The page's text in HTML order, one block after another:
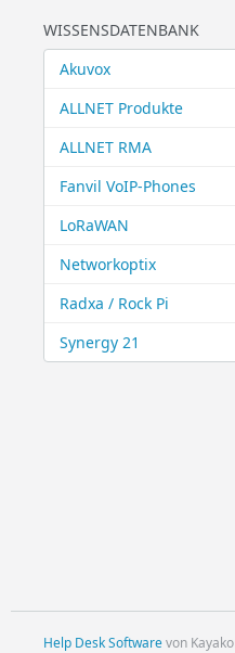
WISSENSDATENBANK
Akuvox
ALLNET Produkte
ALLNET RMA
Fanvil VoIP-Phones
LoRaWAN
Networkoptix
Radxa / Rock Pi
Synergy 21
Help Desk Softwarevon Kayako